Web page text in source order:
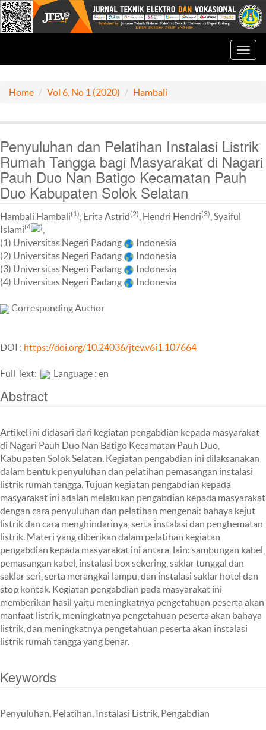
Home Vol 6, No 1 (2020) Hambali
Penyuluhan dan Pelatihan Instalasi Listrik
Rumah Tangga bagi Masyarakat di Nagari
Pauh Duo Nan Batigo Kecamatan Pauh
Duo Kabupaten Solok Selatan
Hambali Hambali(1) , Erita Astrid(2) , Hendri Hendri(3) , Syaiful
Islami(4 )
(1) Universitas Negeri Padang
Indonesia
(2) Universitas Negeri Padang
Indonesia
(3) Universitas Negeri Padang
Indonesia
(4) Universitas Negeri Padang
Indonesia
Corresponding Author
DOI : https://doi.org/10.24036/jtev.v6i1.107664
Full Text: Language : en
Abstract
Artikel ini didasari dari kegiatan pengabdian kepada masyarakat
di Nagari Pauh Duo Nan Batigo Kecamatan Pauh Duo,
Kabupaten Solok Selatan. Kegiatan pengabdian ini dilaksanakan
dalam bentuk penyuluhan dan pelatihan pemasangan instalasi
listrik rumah tangga. Tujuan kegiatan pengabdian kepada
masyarakat ini adalah melakukan pengabdian kepada masyarakat
dengan cara penyuluhan dan pelatihan mengenai: bahaya kejut
listrik dan cara menghindarinya, serta instalasi dan penghematan
listrik. Materi yang diberikan dalam pelatihan kegiatan
pengabdian kepada masyarakat ini antara lain: sambungan kabel,
pemasangan kabel, instalasi box sekering, saklar tunggal dan
saklar seri, serta merangkai lampu, dan instalasi saklar hotel dan
stop kontak. Kegiatan pengabdian pada masyarakat ini
memberikan hasil yaitu meningkatnya pengetahuan peserta akan
manfaat listrik, meningkatnya pengetahuan peserta akan bahaya
listrik, dan meningkatnya pengetahuan peserta akan instalasi
listrik rumah tangga yang benar.
Keywords
Penyuluhan, Pelatihan, Instalasi Listrik, Pengabdian